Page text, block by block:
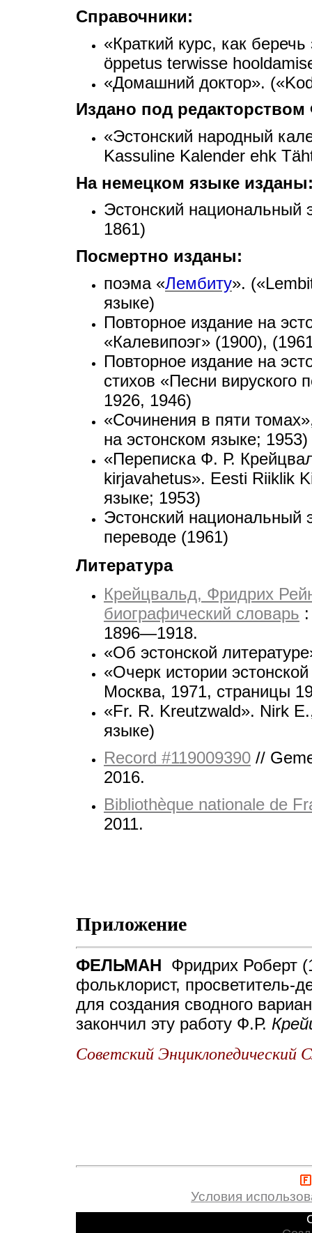
Справочники:
«Краткий курс, как
öppetus terwisse
«Домашний доктор».
Издано под
«Эстонский народный
Kassuline Kalender ehk
На немецком языке
Эстонский национальный
1861)
Посмертно изданы:
поэма «Лембиту».
языке)
Повторное издание на
«Калевипоэг» (1900),
Повторное издание на
стихов «Песни вируского
1926, 1946)
«Сочинения в пяти
на эстонском языке; 1953)
«Переписка Ф. Р.
kirjavahetus». Eesti Riiklik
языке; 1953)
Эстонский национальный
переводе (1961)
Литература
Крейцвальд, Фридрих
биографический словарь
1896—1918.
«Об эстонской
«Очерк истории
Москва, 1971, страницы
«Fr. R. Kreutzwald». Nirk
языке)
Record #119009390 //
2016.
Bibliothèque nationale de
2011.
Приложение
ФЕЛЬМАН Фридрих Роберт
фольклорист, просветитель-
для создания сводного
закончил эту работу Ф.Р.
Советский
Условия